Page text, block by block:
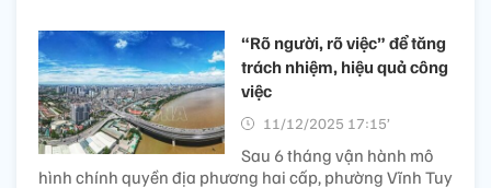
“Rõ người, rõ việc” để tăng
trách nhiệm, hiệu quả công
việc
11/12/2025 17:15’
Sau 6 tháng vận hành mô
hình chính quyền địa phương hai cấp, phường Vĩnh Tuy